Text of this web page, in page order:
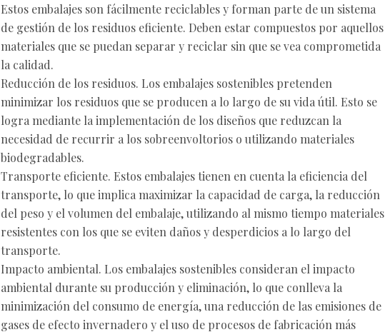
Estos embalajes son fácilmente reciclables y forman parte de un sistema
de gestión de los residuos eficiente. Deben estar compuestos por aquellos
materiales que se puedan separar y reciclar sin que se vea comprometida
la calidad.
Reducción de los residuos. Los embalajes sostenibles pretenden
minimizar los residuos que se producen a lo largo de su vida útil. Esto se
logra mediante la implementación de los diseños que reduzcan la
necesidad de recurrir a los sobreenvoltorios o utilizando materiales
biodegradables.
Transporte eficiente. Estos embalajes tienen en cuenta la eficiencia del
transporte, lo que implica maximizar la capacidad de carga, la reducción
del peso y el volumen del embalaje, utilizando al mismo tiempo materiales
resistentes con los que se eviten daños y desperdicios a lo largo del
transporte.
Impacto ambiental. Los embalajes sostenibles consideran el impacto
ambiental durante su producción y eliminación, lo que conlleva la
minimización del consumo de energía, una reducción de las emisiones de
gases de efecto invernadero y el uso de procesos de fabricación más